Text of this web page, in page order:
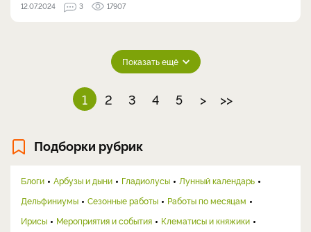
12.07.2024 3 17907
Показать ещё
1 2 3 4 5 > >>
Подборки рубрик
Блоги Арбузы и дыни Гладиолусы
Лунный календарь
Дельфиниумы
Сезонные работы
Работы по месяцам
Ирисы
Мероприятия и события Клематисы и княжики